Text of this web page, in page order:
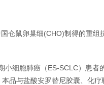
仓鼠卵巢细(CHO)制得的重
细胞肺癌（ES-SCLC）患者
品与盐酸安罗替尼胶囊、化